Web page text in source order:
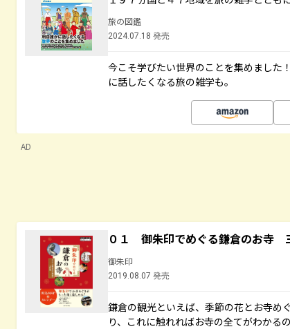
旅の図鑑
2024.07.18 発売
今こそ学びたい世界のことを集めました
に話したくなる旅の雑学も。
AD
０１ 御朱印でめぐる鎌倉のお寺
御朱印
2019.08.07 発売
鎌倉の観光といえば、季節の花とお寺め
り、これに触れればお寺の全てがわかる